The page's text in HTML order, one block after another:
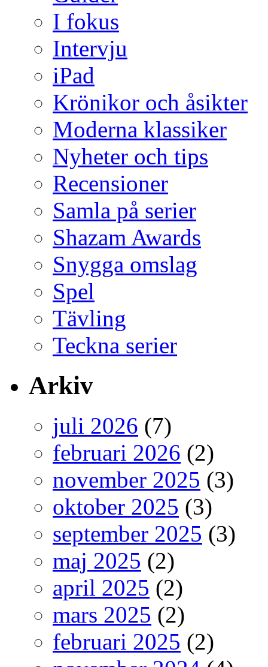
I fokus
Intervju
iPad
Krönikor och åsikter
Moderna klassiker
Nyheter och tips
Recensioner
Samla på serier
Shazam Awards
Snygga omslag
Spel
Tävling
Teckna serier
Arkiv
juli 2026 (7)
februari 2026 (2)
november 2025 (3)
oktober 2025 (3)
september 2025 (3)
maj 2025 (2)
april 2025 (2)
mars 2025 (2)
februari 2025 (2)